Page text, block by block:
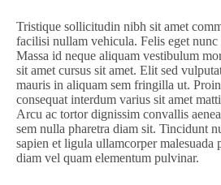
Tristique sollicitudin nibh sit amet
facilisi nullam vehicula. Felis eget nunc
Massa id neque aliquam vestibulum
sit amet cursus sit amet. Elit sed
mauris in aliquam sem fringilla ut.
consequat interdum varius sit amet
Arcu ac tortor dignissim convallis
sem nulla pharetra diam sit. Tincidunt
sapien et ligula ullamcorper malesuada
diam vel quam elementum pulvinar.